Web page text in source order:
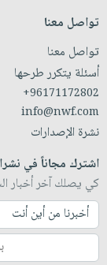
تواصل معنا
تواصل معنا
أسئلة يتكرر طرحها
+96171172802
info@nwf.com
نشرة الإصدارات
اشترك مجاناً في
كي يصلك آخر أخبار